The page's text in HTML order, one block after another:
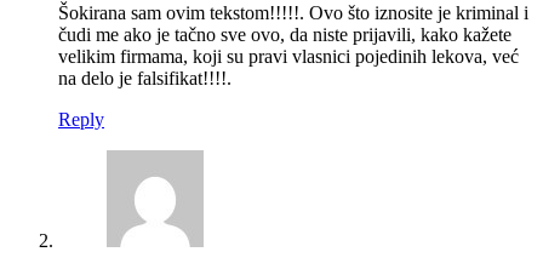
Šokirana sam ovim tekstom!!!!!. Ovo što iznosite je kriminal i
čudi me ako je tačno sve ovo, da niste prijavili, kako kažete
velikim firmama, koji su pravi vlasnici pojedinih lekova, već
na delo je falsifikat!!!!.
Reply